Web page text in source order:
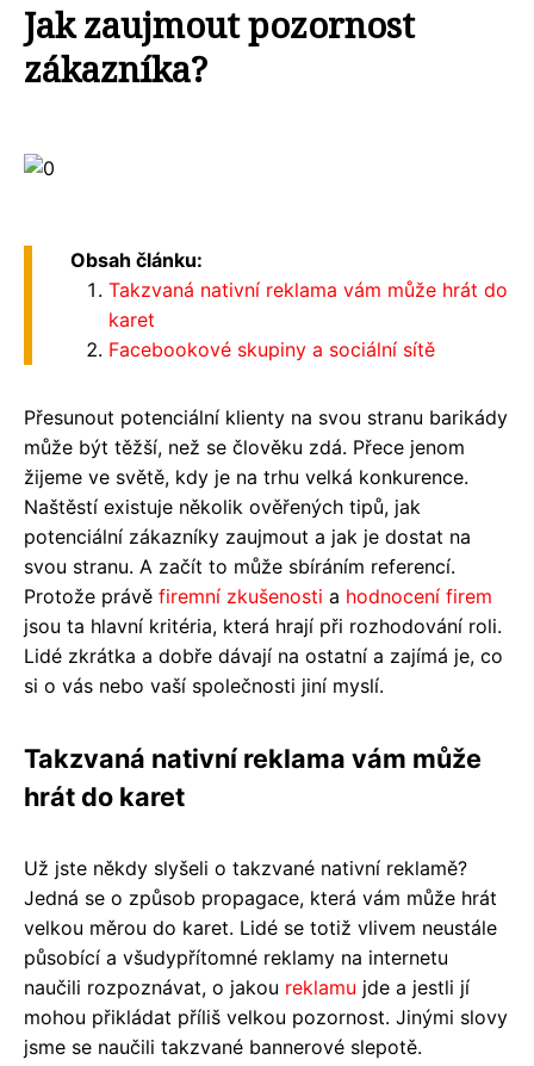
Jak zaujmout pozornost
zákazníka?
Obsah článku:
Takzvaná nativní reklama vám může hrát do
karet
Facebookové skupiny a sociální sítě
Přesunout potenciální klienty na svou stranu barikády
může být těžší, než se člověku zdá. Přece jenom
žijeme ve světě, kdy je na trhu velká konkurence.
Naštěstí existuje několik ověřených tipů, jak
potenciální zákazníky zaujmout a jak je dostat na
svou stranu. A začít to může sbíráním referencí.
Protože právě firemní zkušenosti a hodnocení firem
jsou ta hlavní kritéria, která hrají při rozhodování roli.
Lidé zkrátka a dobře dávají na ostatní a zajímá je, co
si o vás nebo vaší společnosti jiní myslí.
Takzvaná nativní reklama vám může
hrát do karet
Už jste někdy slyšeli o takzvané nativní reklamě?
Jedná se o způsob propagace, která vám může hrát
velkou měrou do karet. Lidé se totiž vlivem neustále
působící a všudypřítomné reklamy na internetu
naučili rozpoznávat, o jakou reklamu jde a jestli jí
mohou přikládat příliš velkou pozornost. Jinými slovy
jsme se naučili takzvané bannerové slepotě.